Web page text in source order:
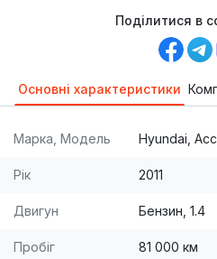
Поділитися в
Основні характеристики
Марка, Модель Hyundai,
Рік 2011
Двигун Бензин, 1.4
Пробіг 81 000 км